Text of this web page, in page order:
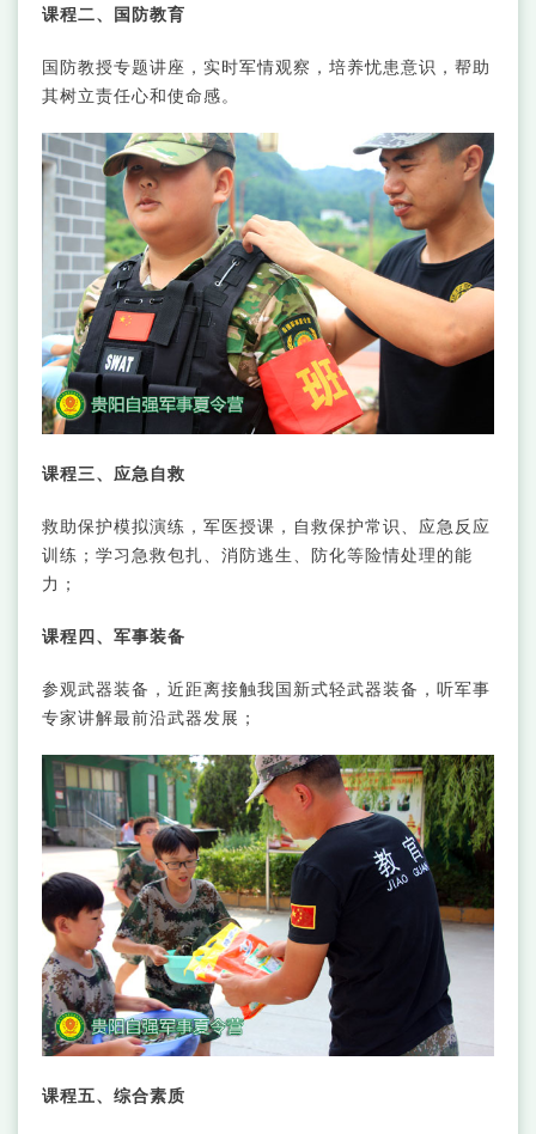
课程二、国防教育
国防教授专题讲座，实时军情观察，培养忧患意识，帮助
其树立责任心和使命感。
课程三、应急自救
救助保护模拟演练，军医授课，自救保护常识、应急反应
训练；学习急救包扎、消防逃生、防化等险情处理的能
力；
课程四、军事装备
参观武器装备，近距离接触我国新式轻武器装备，听军事
专家讲解最前沿武器发展；
课程五、综合素质